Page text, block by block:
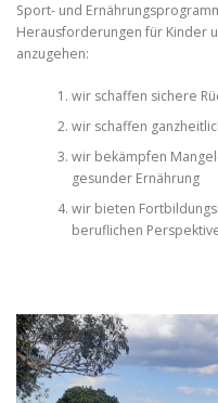
Sport- und
Herausforderungen für Kinder
anzugehen:
wir schaffen sichere
wir schaffen
wir bekämpfen
gesunder Ernährung
wir bieten
beruflichen